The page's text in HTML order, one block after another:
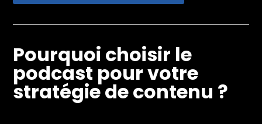
Pourquoi choisir le
podcast pour votre
stratégie de contenu ?